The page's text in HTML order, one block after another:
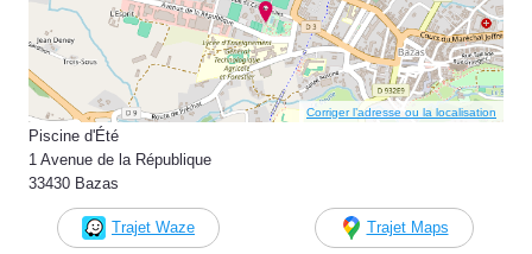
Corriger l’adresse ou la localisation
Piscine d'Été
1 Avenue de la République
33430 Bazas
Trajet Waze Trajet Maps